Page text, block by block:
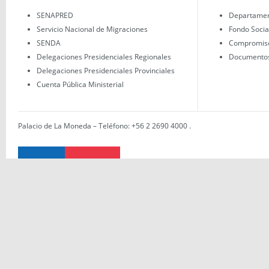
SENAPRED
Servicio Nacional de Migraciones
SENDA
Delegaciones Presidenciales Regionales
Delegaciones Presidenciales Provinciales
Cuenta Pública Ministerial
Fondo
Palacio de La Moneda – Teléfono: +56 2 2690 4000 .